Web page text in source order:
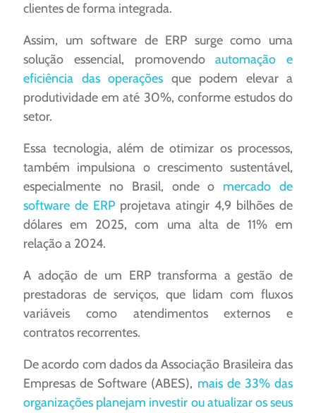
clientes de forma integrada.
Assim, um software de ERP surge como uma
solução essencial, promovendoautomação e
eficiência das operações que podem elevar a
produtividade em até 30%, conforme estudos do
setor.
Essa tecnologia, além de otimizar os processos,
também impulsiona o crescimento sustentável,
especialmente no Brasil, onde o mercado de
software de ERP projetava atingir 4,9 bilhões de
dólares em 2025, com uma alta de 11% em
relação a 2024.
A adoção de um ERP transforma a gestão de
prestadoras de serviços, que lidam com fluxos
variáveis como atendimentos externos e
contratos recorrentes.
De acordo com dados da Associação Brasileira das
Empresas de Software (ABES), mais de 33% das
organizações planejam investir ou atualizar os seus